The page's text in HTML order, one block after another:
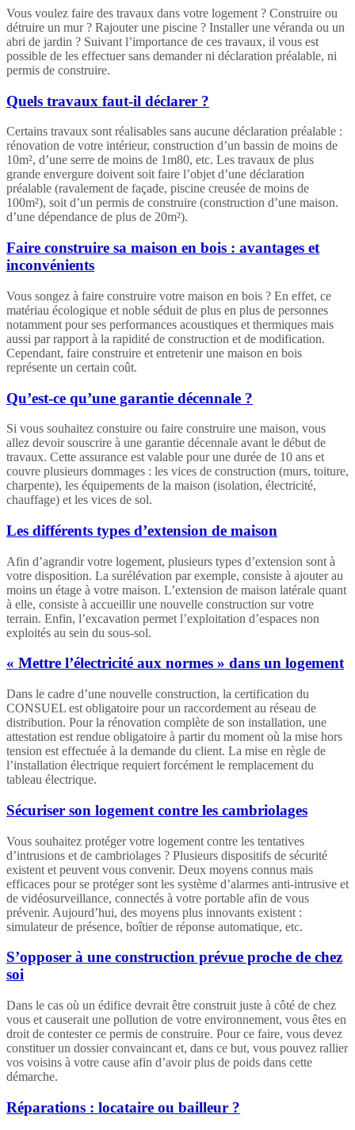
Vous voulez faire des travaux dans votre logement ? Construire ou
détruire un mur ? Rajouter une piscine ? Installer une véranda ou un
abri de jardin ? Suivant l’importance de ces travaux, il vous est
possible de les effectuer sans demander ni déclaration préalable, ni
permis de construire.
Quels travaux faut-il déclarer ?
Certains travaux sont réalisables sans aucune déclaration préalable :
rénovation de votre intérieur, construction d’un bassin de moins de
10m², d’une serre de moins de 1m80, etc. Les travaux de plus
grande envergure doivent soit faire l’objet d’une déclaration
préalable (ravalement de façade, piscine creusée de moins de
100m²), soit d’un permis de construire (construction d’une maison.
d’une dépendance de plus de 20m²).
Faire construire sa maison en bois : avantages et
inconvénients
Vous songez à faire construire votre maison en bois ? En effet, ce
matériau écologique et noble séduit de plus en plus de personnes
notamment pour ses performances acoustiques et thermiques mais
aussi par rapport à la rapidité de construction et de modification.
Cependant, faire construire et entretenir une maison en bois
représente un certain coût.
Qu’est-ce qu’une garantie décennale ?
Si vous souhaitez constuire ou faire construire une maison, vous
allez devoir souscrire à une garantie décennale avant le début de
travaux. Cette assurance est valable pour une durée de 10 ans et
couvre plusieurs dommages : les vices de construction (murs, toiture,
charpente), les équipements de la maison (isolation, électricité,
chauffage) et les vices de sol.
Les différents types d’extension de maison
Afin d’agrandir votre logement, plusieurs types d’extension sont à
votre disposition. La surélévation par exemple, consiste à ajouter au
moins un étage à votre maison. L’extension de maison latérale quant
à elle, consiste à accueillir une nouvelle construction sur votre
terrain. Enfin, l’excavation permet l’exploitation d’espaces non
exploités au sein du sous-sol.
« Mettre l’électricité aux normes » dans un logement
Dans le cadre d’une nouvelle construction, la certification du
CONSUEL est obligatoire pour un raccordement au réseau de
distribution. Pour la rénovation complète de son installation, une
attestation est rendue obligatoire à partir du moment où la mise hors
tension est effectuée à la demande du client. La mise en règle de
l’installation électrique requiert forcément le remplacement du
tableau électrique.
Sécuriser son logement contre les cambriolages
Vous souhaitez protéger votre logement contre les tentatives
d’intrusions et de cambriolages ? Plusieurs dispositifs de sécurité
existent et peuvent vous convenir. Deux moyens connus mais
efficaces pour se protéger sont les système d’alarmes anti-intrusive et
de vidéosurveillance, connectés à votre portable afin de vous
prévenir. Aujourd’hui, des moyens plus innovants existent :
simulateur de présence, boîtier de réponse automatique, etc.
S’opposer à une construction prévue proche de chez
soi
Dans le cas où un édifice devrait être construit juste à côté de chez
vous et causerait une pollution de votre environnement, vous êtes en
droit de contester ce permis de construire. Pour ce faire, vous devez
constituer un dossier convaincant et, dans ce but, vous pouvez rallier
vos voisins à votre cause afin d’avoir plus de poids dans cette
démarche.
Réparations : locataire ou bailleur ?